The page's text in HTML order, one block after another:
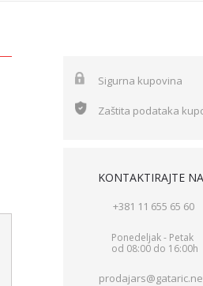
Sigurna kupovina
Zaštita podataka
KONTAKTIRAJTE
+381 11 655 65 60
Ponedeljak - Petak
od 08:00 do 16:00h